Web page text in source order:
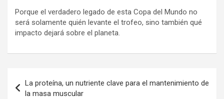
Porque el verdadero legado de esta Copa del Mundo no
será solamente quién levante el trofeo, sino también qué
impacto dejará sobre el planeta.
de
La proteína, un nutriente clave para el mantenimiento de
la masa muscular